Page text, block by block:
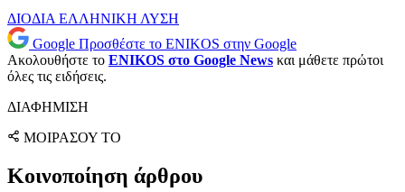
ΔΙΟΔΙΑ ΕΛΛΗΝΙΚΗ ΛΥΣΗ
Google Προσθέστε το ENIKOS στην Google
Ακολουθήστε το ENIKOS στο Google News και μάθετε πρώτοι
όλες τις ειδήσεις.
ΔΙΑΦΗΜΙΣΗ
ΜΟΙΡΑΣΟΥ ΤΟ
Κοινοποίηση άρθρου